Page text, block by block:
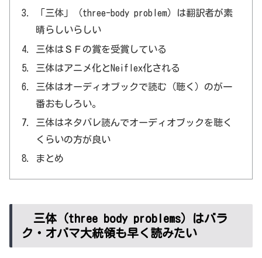
「三体」（three-body problem）は翻訳者が素
晴らしいらしい
三体はＳＦの賞を受賞している
三体はアニメ化とNeiflex化される
三体はオーディオブックで読む（聴く）のが一
番おもしろい。
三体はネタバレ読んでオーディオブックを聴く
くらいの方が良い
まとめ
三体（three body problems）はバラ
ク・オバマ大統領も早く読みたい